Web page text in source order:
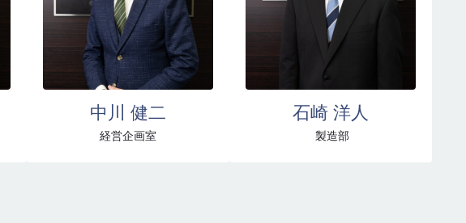
中川 健二
経営企画室
石崎 洋人
製造部